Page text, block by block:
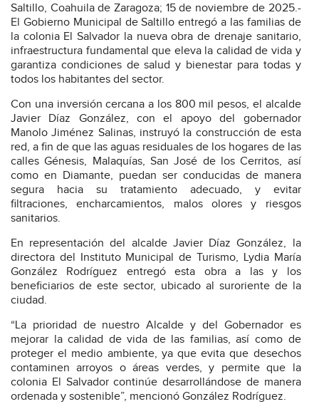
Saltillo, Coahuila de Zaragoza; 15 de noviembre de 2025.-
El Gobierno Municipal de Saltillo entregó a las familias de
la colonia El Salvador la nueva obra de drenaje sanitario,
infraestructura fundamental que eleva la calidad de vida y
garantiza condiciones de salud y bienestar para todas y
todos los habitantes del sector.
Con una inversión cercana a los 800 mil pesos, el alcalde
Javier Díaz González, con el apoyo del gobernador
Manolo Jiménez Salinas, instruyó la construcción de esta
red, a fin de que las aguas residuales de los hogares de las
calles Génesis, Malaquías, San José de los Cerritos, así
como en Diamante, puedan ser conducidas de manera
segura hacia su tratamiento adecuado, y evitar
filtraciones, encharcamientos, malos olores y riesgos
sanitarios.
En representación del alcalde Javier Díaz González, la
directora del Instituto Municipal de Turismo, Lydia María
González Rodríguez entregó esta obra a las y los
beneficiarios de este sector, ubicado al suroriente de la
ciudad.
“La prioridad de nuestro Alcalde y del Gobernador es
mejorar la calidad de vida de las familias, así como de
proteger el medio ambiente, ya que evita que desechos
contaminen arroyos o áreas verdes, y permite que la
colonia El Salvador continúe desarrollándose de manera
ordenada y sostenible”, mencionó González Rodríguez.